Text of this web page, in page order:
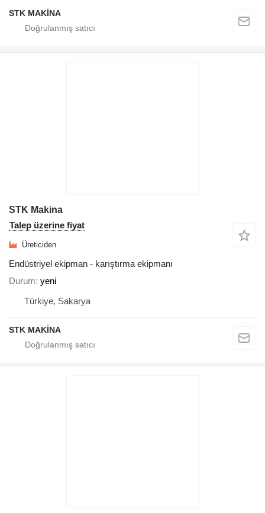
STK MAKİNA
STK Makina
Talep üzerine fiyat
Üreticiden
Endüstriyel ekipman - karıştırma ekipmanı
Durum yeni
Türkiye, Sakarya
STK MAKİNA